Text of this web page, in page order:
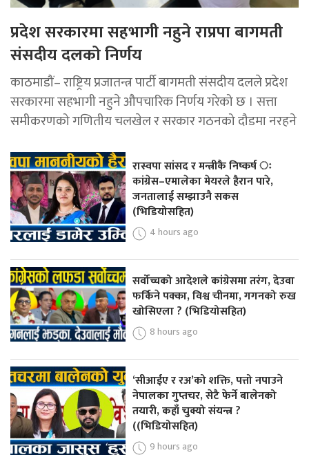
प्रदेश सरकारमा सहभागी नहुने राप्रपा बागमती
संसदीय दलको निर्णय
काठमाडौं– राष्ट्रिय प्रजातन्त्र पार्टी बागमती संसदीय दलले प्रदेश
सरकारमा सहभागी नहुने औपचारिक निर्णय गरेको छ । सत्ता
समीकरणको गणितीय चलखेल र सरकार गठनको दौडमा नरहने
रास्वपा सांसद र मन्त्रीकै निष्कर्ष ः
कांग्रेस–एमालेका मेयरले हैरान पारे,
जनतालाई सम्झाउनै सकस
(भिडियोसहित)
4 hours ago
सर्वोच्चको आदेशले कांग्रेसमा तरंग, देउवा
फर्किने पक्का, विश्व चीनमा, गगनको रुख
खोसिएला ? (भिडियोसहित)
8 hours ago
‘सीआईए र रअ’को शक्ति, पत्तो नपाउने
नेपालका गुप्तचर, सेटै फेर्ने बालेनको
तयारी, कहाँ चुक्यो संयन्त्र ?
((भिडियोसहित)
9 hours ago